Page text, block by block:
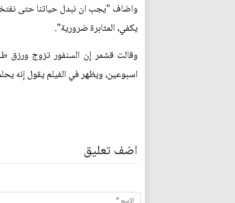
واضاف "يجب ان نبدل حياتنا حتى نفتخر
يكفي، المثابرة ضرورية".
وقالت قشمر إن السنفور تزوج ورزق
اسبوعين، ويظهر في الفيلم يقول إنه
اضف تعليق